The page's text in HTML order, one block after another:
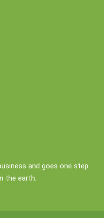
and goes one step
the earth.